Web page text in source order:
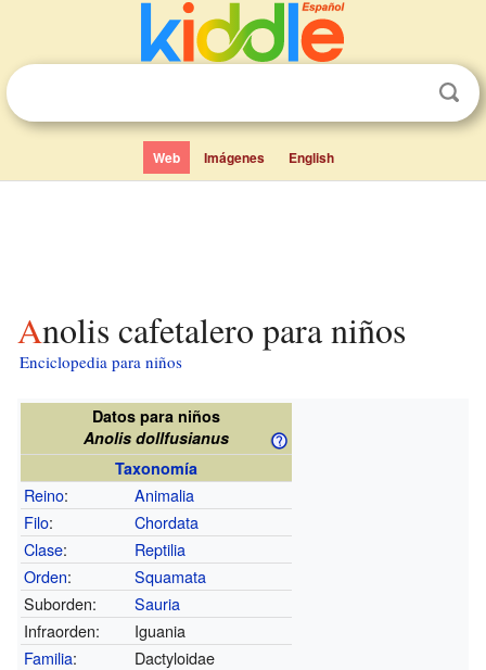
Web Imágenes English
Anolis cafetalero para niños
Enciclopedia para niños
Datos para niños
Anolis dollfusianus
Taxonomía
Reino:
Animalia
Filo:
Chordata
Clase:
Reptilia
Orden:
Squamata
Suborden:
Sauria
Infraorden:
Iguania
Familia:
Dactyloidae